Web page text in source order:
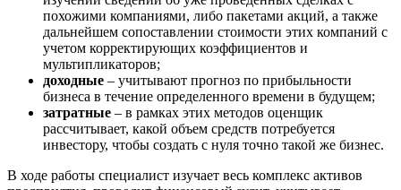
похожими компаниями, либо пакетами акций, а также
дальнейшем сопоставлении стоимости этих компаний с
учетом корректирующих коэффициентов и
мультипликаторов;
доходные – учитывают прогноз по прибыльности
бизнеса в течение определенного времени в будущем;
затратные – в рамках этих методов оценщик
рассчитывает, какой объем средств потребуется
инвестору, чтобы создать с нуля точно такой же бизнес.
В ходе работы специалист изучает весь комплекс активов
Зеленоград
Зеленодольск
Иваново
Ивантеевка
Ипатово